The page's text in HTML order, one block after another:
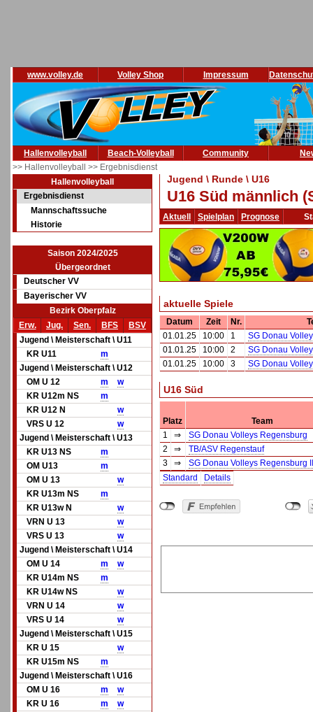
www.volley.de Volley Shop Impressum
Hallenvolleyball Beach-Volleyball Community
>> Hallenvolleyball >> Ergebnisdienst
Hallenvolleyball
Ergebnisdienst
Mannschaftssuche
Historie
Saison 2024/2025
Übergeordnet
Deutscher VV
Bayerischer VV
Bezirk Oberpfalz
Erw.
Jug. Sen. BFS
BSV
Jugend \ Meisterschaft \ U11
KR U11
m
Jugend \ Meisterschaft \ U12
OM U 12
m
w
KR U12m NS
m
KR U12 N
w
VRS U 12
w
Jugend \ Meisterschaft \ U13
KR U13 NS
m
OM U13
m
OM U 13
w
KR U13m NS
m
KR U13w N
w
VRN U 13
w
VRS U 13
w
Jugend \ Meisterschaft \ U14
OM U 14
m
w
KR U14m NS
m
KR U14w NS
w
VRN U 14
w
VRS U 14
w
Jugend \ Meisterschaft \ U15
KR U 15
w
KR U15m NS
m
Jugend \ Meisterschaft \ U16
OM U 16
m
w
KR U 16
m
w
Jugend \ Runde \ U16
U16 Süd männlich
Aktuell Spielplan Prognose
aktuelle Spiele
Datum Zeit Nr.
01.01.25
10:00 1
SG Donau
01.01.25
10:00 2
SG Donau
01.01.25
10:00 3 SG Donau
U16 Süd
Platz
Team
1
⇒
SG Donau Volleys Regensburg
2
⇒
TB/ASV Regenstauf
3
⇒
SG Donau Volleys Regensburg
Standard
Details